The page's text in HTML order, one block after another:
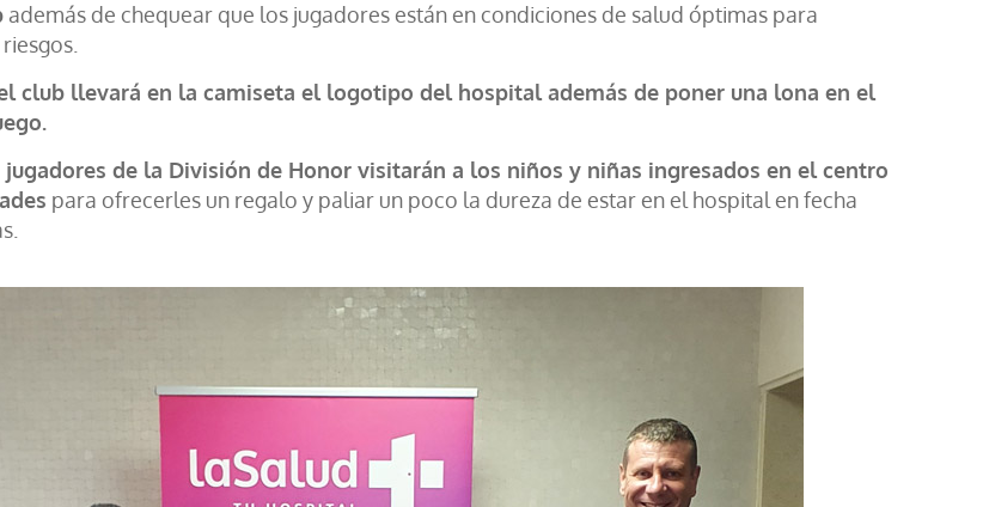
además de chequear que los jugadores están en condiciones de salud óptimas para
club llevará en la camiseta el logotipo del hospital además de poner una lona en el
jugadores de la División de Honor visitarán a los niños y niñas ingresados en el centro
para ofrecerles un regalo y paliar un poco la dureza de estar en el hospital en fecha